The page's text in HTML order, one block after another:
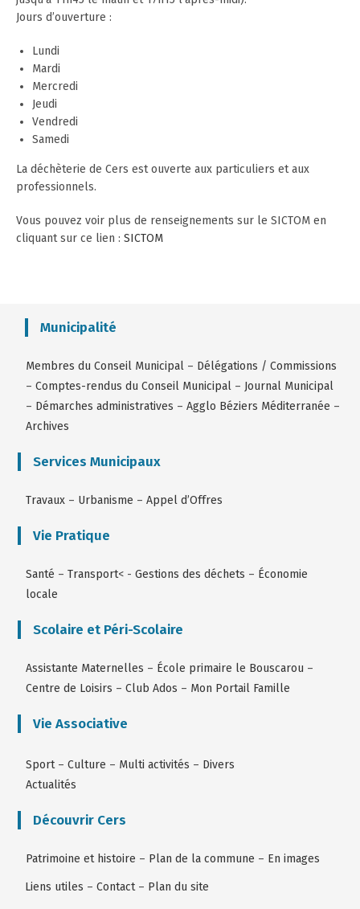
Jours d’ouverture :
Lundi
Mardi
Mercredi
Jeudi
Vendredi
Samedi
La déchèterie de Cers est ouverte aux particuliers et aux
professionnels.
Vous pouvez voir plus de renseignements sur le SICTOM en
cliquant sur ce lien : SICTOM
Municipalité
Membres du Conseil Municipal – Délégations / Commissions
–Comptes-rendus du Conseil Municipal – Journal Municipal
– Démarches administratives –Agglo Béziers Méditerranée –
Archives
Services Municipaux
Travaux – Urbanisme –Appel d’Offres
Vie Pratique
Santé –Transport< -Gestions des déchets – Économie
locale
Scolaire et Péri-Scolaire
Assistante Maternelles – École primaire le Bouscarou –
Centre de Loisirs –Club Ados – Mon Portail Famille
Vie Associative
Sport –Culture – Multi activités – Divers
Actualités
Découvrir Cers
Patrimoine et histoire – Plan de la commune – En images
Liens utiles –Contact– Plan du site